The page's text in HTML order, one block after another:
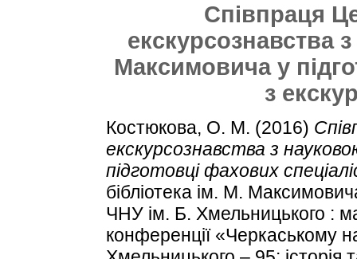
Співпраця
екскурсознавства
Максимовича у
з
Костюкова, О. М. (2016)
екскурсознавства з
підготовці фахових
бібліотека ім. М.
ЧНУ ім. Б. Хмельницького :
конференції «Черкаському